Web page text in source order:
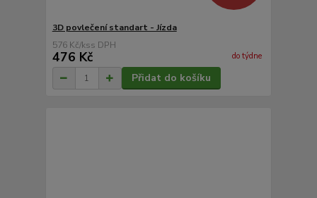
3D povlečení standart - Jízda
576 Kč/ks
476 Kč do týdne
Přidat do košíku